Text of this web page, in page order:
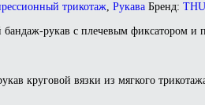
трикотаж, Рукава Бренд:
рукав с плечевым фиксатором и
круговой вязки из мягкого